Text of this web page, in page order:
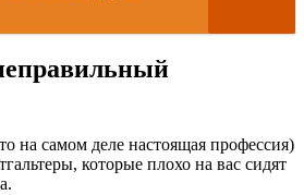
на самом деле настоящая профессия)
которые плохо на вас сидят